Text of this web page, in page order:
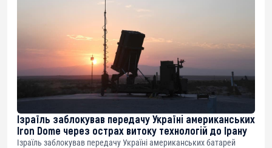
Ізраїль заблокував передачу Україні американських
Iron Dome через острах витоку технологій до Ірану
Ізраїль заблокував передачу Україні американських батарей